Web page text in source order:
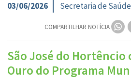
03/06/2026 Secretaria de Saúde
COMPARTILHAR NOTÍCIA
São José do Hortêncio
Ouro do Programa